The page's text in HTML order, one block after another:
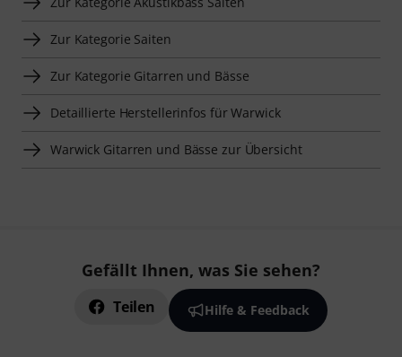
Zur Kategorie Saiten
Zur Kategorie Gitarren und Bässe
Detaillierte Herstellerinfos für Warwick
Warwick Gitarren und Bässe zur Übersicht
Gefällt Ihnen, was Sie sehen?
Teilen Hilfe & Feedback